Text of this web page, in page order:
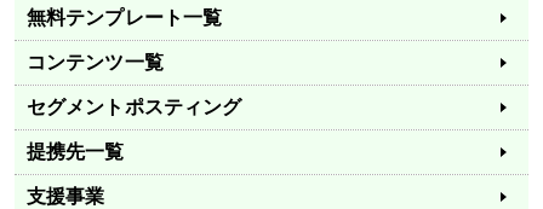
無料テンプレート一覧
コンテンツ一覧
セグメントポスティング
提携先一覧
支援事業